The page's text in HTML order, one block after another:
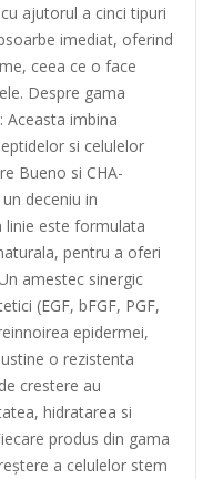
ajutorul a cinci tipuri
imediat, oferind
ceea ce o face
Despre gama
Aceasta imbina
si celulelor
Bueno si CHA-
deceniu in
linie este formulata
pentru a oferi
amestec sinergic
(EGF, bFGF, PGF,
epidermei,
o rezistenta
crestere au
hidratarea si
produs din gama
a celulelor stem